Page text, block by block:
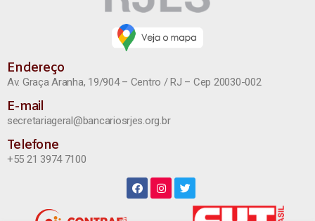
Endereço
Av. Graça Aranha, 19/904 – Centro / RJ – Cep 20030-002
E-mail
secretariageral@bancariosrjes.org.br
Telefone
+55 21 3974 7100